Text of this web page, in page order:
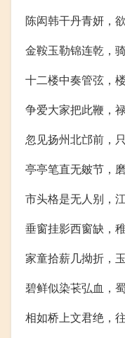
陈闳韩干丹青妍，
金鞍玉勒锦连乾，
十二楼中奏管弦，
争爱大家把此鞭，
忽见扬州北邙前，
亭亭笔直无皴节，
市头格是无人别，
垂窗挂影西窗缺，
家童拾薪几拗折，
碧鲜似染苌弘血，
相如桥上文君绝，